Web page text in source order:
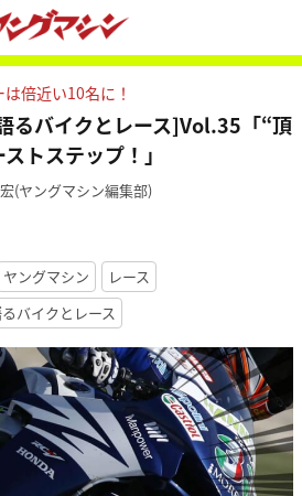
倍近い10名に！
るバイクとレース]Vol.35「“頂
トステップ！」
(ヤングマシン編集部)
ヤングマシン
レース
バイクとレース